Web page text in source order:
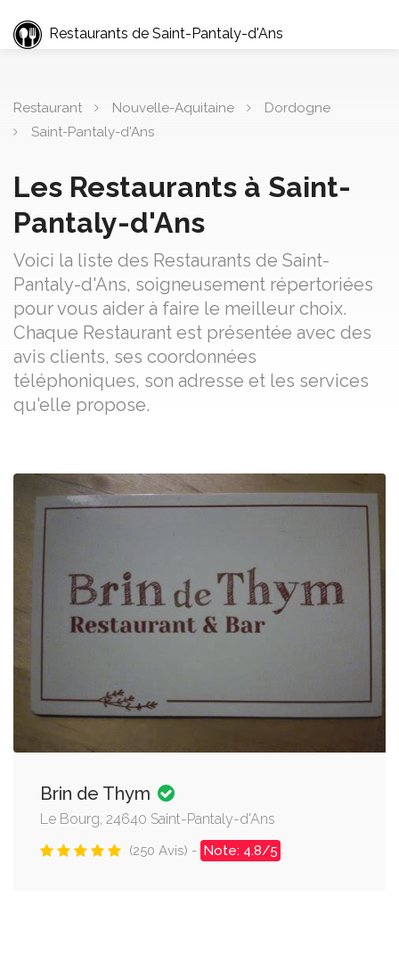
Restaurants de Saint-Pantaly-d'Ans
Restaurant Nouvelle-Aquitaine
Dordogne
Saint-Pantaly-d'Ans
Les Restaurants à Saint-
Pantaly-d'Ans
Voici la liste des Restaurants de Saint-
Pantaly-d'Ans, soigneusement répertoriées
pour vous aider à faire le meilleur choix.
Chaque Restaurant est présentée avec des
avis clients, ses coordonnées
téléphoniques, son adresse et les services
qu'elle propose.
Brin de Thym
Le Bourg, 24640 Saint-Pantaly-d'Ans
(250 Avis) - Note: 4.8/5